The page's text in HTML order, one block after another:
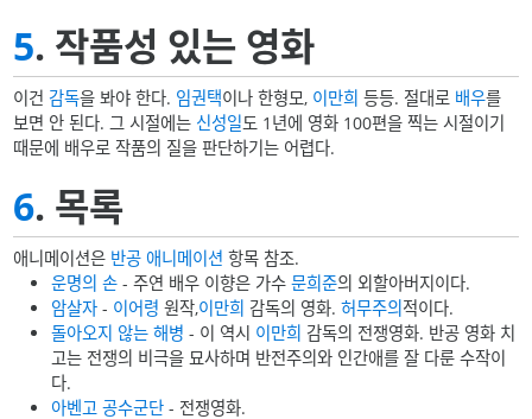
5. 작품성 있는 영화
이건감독을 봐야 한다. 임권택이나 한형모, 이만희 등등. 절대로 배우를
보면 안 된다. 그 시절에는 신성일도 1년에 영화 100편을 찍는 시절이기
때문에 배우로 작품의 질을 판단하기는 어렵다.
6. 목록
애니메이션은 반공 애니메이션 항목 참조.
운명의 손 - 주연 배우 이향은 가수문희준의 외할아버지이다.
암살자 - 이어령 원작,이만희 감독의 영화.허무주의 적이다.
돌아오지 않는 해병 - 이 역시 이만희 감독의 전쟁영화. 반공 영화 치
고는 전쟁의 비극을 묘사하며 반전주의와 인간애를 잘 다룬 수작이
다.
아벤고 공수군단 - 전쟁영화.